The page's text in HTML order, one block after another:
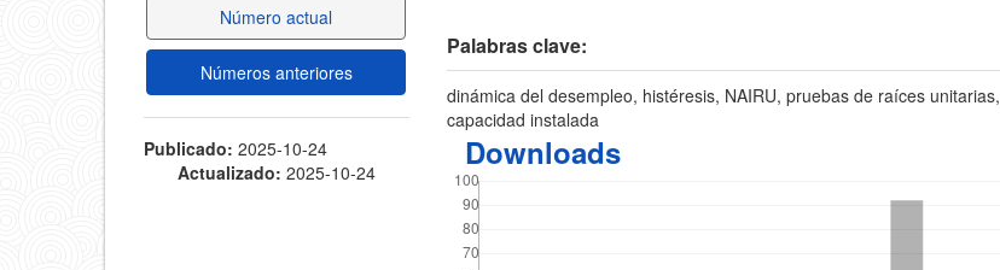
Número actual
Números anteriores
Publicado: 2025-10-24
Actualizado: 2025-10-24
Palabras clave:
dinámica del desempleo, histéresis, NAIRU, pruebas de raíces unitarias,
capacidad instalada
Downloads